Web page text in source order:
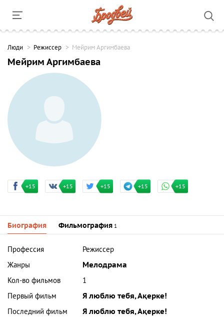
Люди Режиссер Мейрим Аргимбаева
Мейрим Аргимбаева
+15 +15 +15 +15 +15
Биография Фильмография 1
Профессия
Режиссер
Жанры
Мелодрама
Кол-во фильмов
1
Первый фильм
Я люблю тебя, Ақерке!
Последний фильм
Я люблю тебя, Ақерке!